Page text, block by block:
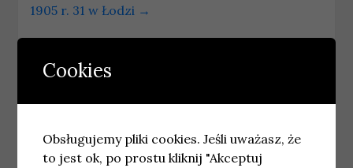
1905 r. 31 w Łodzi →
Podobne wpisy
Cookies
Obsługujemy pliki cookies. Jeśli uważasz, że
to jest ok, po prostu kliknij "Akceptuj